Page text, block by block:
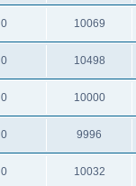
0 10069
0 10498
0 10000
0 9996
0 10032